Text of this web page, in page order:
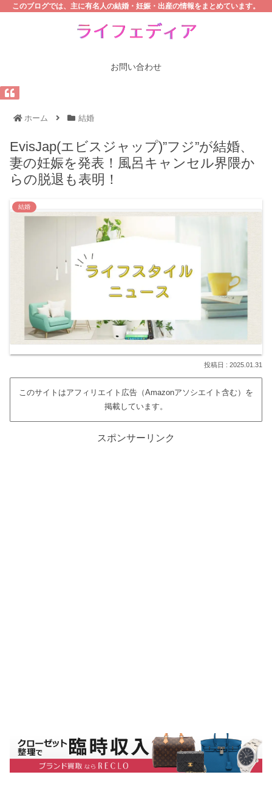
このブログでは、主に有名人の結婚・妊娠・出産の情報をまとめています。
お問い合わせ
ホーム 結婚
EvisJap(エビスジャップ)”フジ”が結婚、
妻の妊娠を発表！風呂キャンセル界隈か
らの脱退も表明！
結婚
2025.01.31
このサイトはアフィリエイト広告（Amazonアソシエイト含む）を
掲載しています。
スポンサーリンク